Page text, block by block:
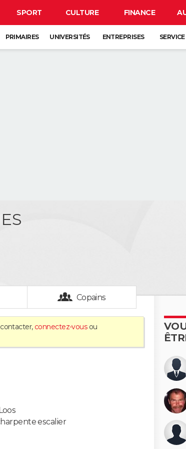
SPORT CULTURE FINANCE
PRIMAIRES UNIVERSITÉS ENTREPRISES
Copains
connectez-vousou
escalier